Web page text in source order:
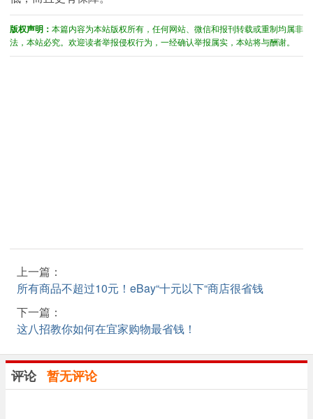
版权声明： 本篇内容为本站版权所有，任何网站、微信和报刊转载或重制均属非
法，本站必究。欢迎读者举报侵权行为，一经确认举报属实，本站将与酬谢。
上一篇：
所有商品不超过10元！eBay“十元以下“商店很省钱
下一篇：
这八招教你如何在宜家购物最省钱！
评论 暂无评论